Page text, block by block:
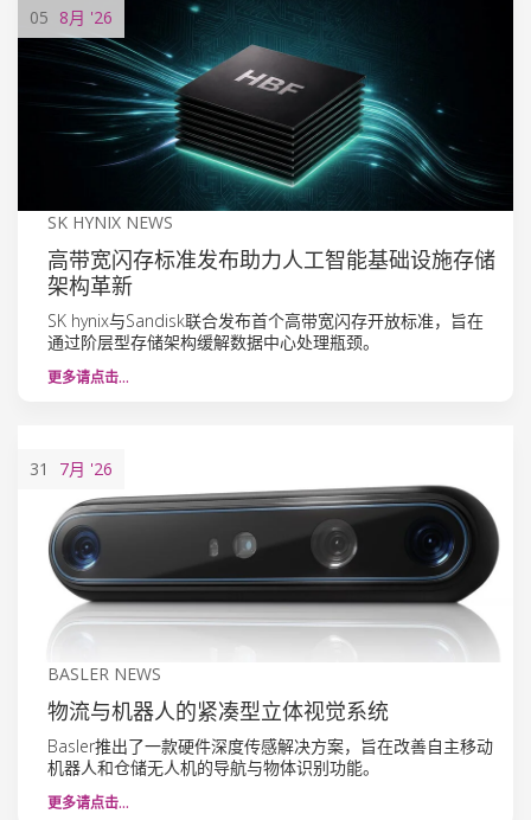
05 8月 '26
SK HYNIX NEWS
高带宽闪存标准发布助力人工智能基础设施存储
架构革新
SK hynix与Sandisk联合发布首个高带宽闪存开放标准，旨在
通过阶层型存储架构缓解数据中心处理瓶颈。
更多请点击…
31 7月 '26
BASLER NEWS
物流与机器人的紧凑型立体视觉系统
Basler推出了一款硬件深度传感解决方案，旨在改善自主移动
机器人和仓储无人机的导航与物体识别功能。
更多请点击…